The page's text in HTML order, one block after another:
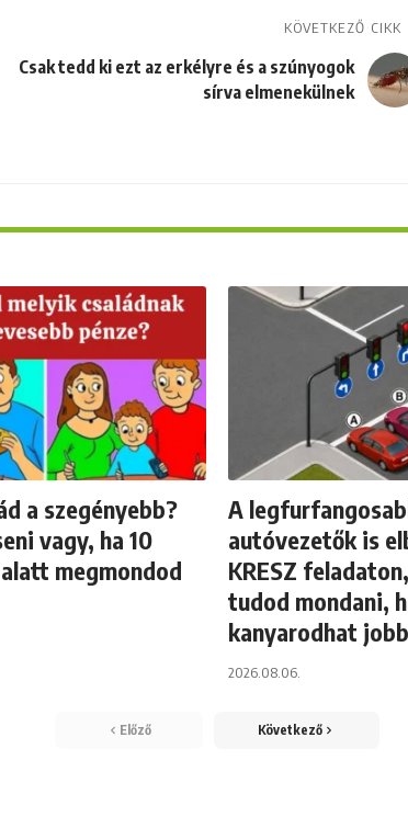
KÖVETKEZŐ CIKK
Csak tedd ki ezt az erkélyre és a szúnyogok
sírva elmenekülnek
a szegényebb?
vagy, ha 10
megmondod
A
autóvezetők is
KRESZ
tudod mondani,
kanyarodhat
2026.08.06.
Előző Következő